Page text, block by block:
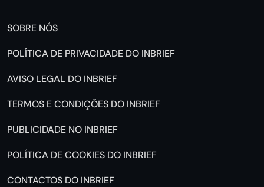
SOBRE NÓS
POLÍTICA DE PRIVACIDADE DO INBRIEF
AVISO LEGAL DO INBRIEF
TERMOS E CONDIÇÕES DO INBRIEF
PUBLICIDADE NO INBRIEF
POLÍTICA DE COOKIES DO INBRIEF
CONTACTOS DO INBRIEF